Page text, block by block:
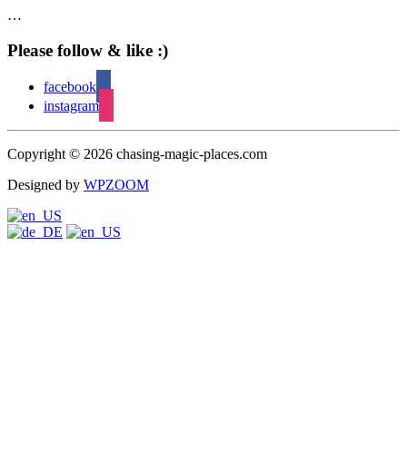
…
Please follow & like :)
facebook
instagram
Copyright © 2026 chasing-magic-places.com
Designed by WPZOOM